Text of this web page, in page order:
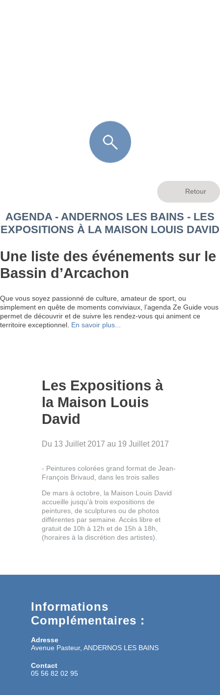
AGENDA - ANDERNOS LES BAINS - LES
EXPOSITIONS À LA MAISON LOUIS DAVID
Une liste des événements sur le
Bassin d’Arcachon
Que vous soyez passionné de culture, amateur de sport, ou
simplement en quête de moments conviviaux, l’agenda Ze Guide vous
permet de découvrir et de suivre les rendez-vous qui animent ce
territoire exceptionnel. En savoir plus...
Les Expositions à
la Maison Louis
David
Du 13 Juillet 2017 au 19 Juillet 2017
- Peintures colorées grand format de Jean-
François Brivaud, dans les trois salles
De mars à octobre, la Maison Louis David
accueille jusqu'à trois expositions de
peintures, de sculptures ou de photos
différentes par semaine. Accès libre et
gratuit de 10h à 12h et de 15h à 18h,
(horaires à la discrétion des artistes).
Informations
Complémentaires :
Adresse
Avenue Pasteur, ANDERNOS LES BAINS
Contact
05 56 82 02 95